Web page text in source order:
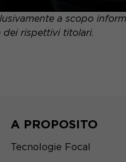
a scopo
rispettivi titolari.
A PROPOSITO
Tecnologie Focal